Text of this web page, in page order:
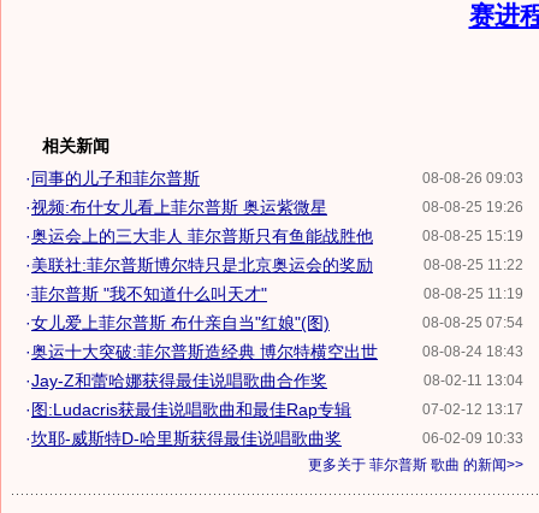
赛进
相关新闻
08-08-26 09:03
·同事的儿子和菲尔普斯
08-08-25 19:26
·视频:布什女儿看上菲尔普斯 奥运紫微星
08-08-25 15:19
·奥运会上的三大非人 菲尔普斯只有鱼能战胜他
08-08-25 11:22
·美联社:菲尔普斯博尔特只是北京奥运会的奖励
08-08-25 11:19
·菲尔普斯 "我不知道什么叫天才"
08-08-25 07:54
·女儿爱上菲尔普斯 布什亲自当"红娘"(图)
08-08-24 18:43
·奥运十大突破:菲尔普斯造经典 博尔特横空出世
08-02-11 13:04
·Jay-Z和蕾哈娜获得最佳说唱歌曲合作奖
07-02-12 13:17
·图:Ludacris获最佳说唱歌曲和最佳Rap专辑
06-02-09 10:33
·坎耶-威斯特D-哈里斯获得最佳说唱歌曲奖
更多关于 菲尔普斯 歌曲 的新闻>>